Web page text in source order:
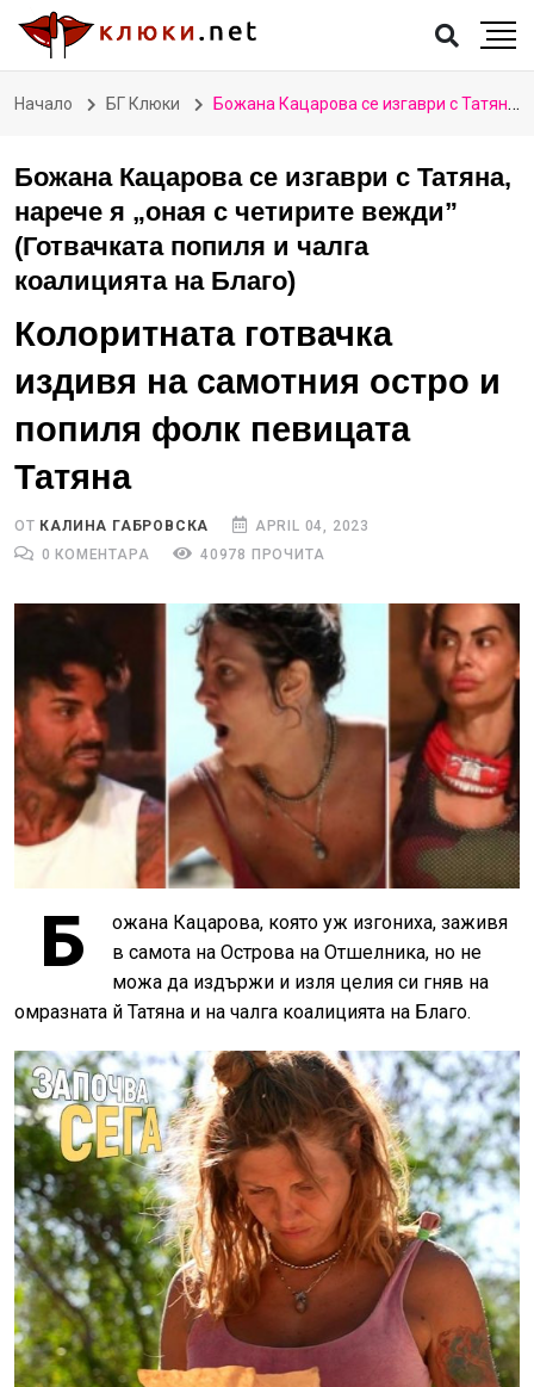
Начало БГ Клюки Божана Кацарова се изгаври с Татяна, нарече я „оная с четирите вежди” (Готвачката попиля и чалга коалицията на Благо)
Божана Кацарова се изгаври с Татяна,
нарече я „оная с четирите вежди”
(Готвачката попиля и чалга
коалицията на Благо)
Колоритната готвачка
издивя на самотния остро и
попиля фолк певицата
Татяна
ОТ КАЛИНА ГАБРОВСКА
APRIL 04, 2023
0 КОМЕНТАРА
40978 ПРОЧИТА
Б
ожана Кацарова, която уж изгониха, заживя
в самота на Острова на Отшелника, но не
можа да издържи и изля целия си гняв на
омразната й Татяна и на чалга коалицията на Благо.